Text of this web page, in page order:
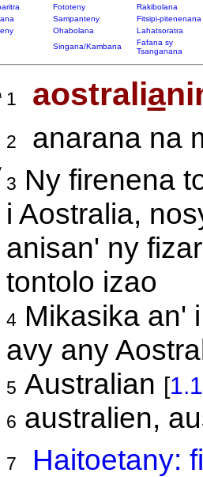
Fototeny
Rakibolana
Sampanteny
Fitsipi-pitenenana
Ohabolana
Lahatsoratra
Singana/Kambana
Fafana sy
Tsanganana
1 aostralia
2 anarana na
3 Ny firenena
i Aostralia,
anisan' ny
tontolo izao
4Mikasika an'
avy any
5 Australian [1.1
6 australien,
7 Haitoetany: